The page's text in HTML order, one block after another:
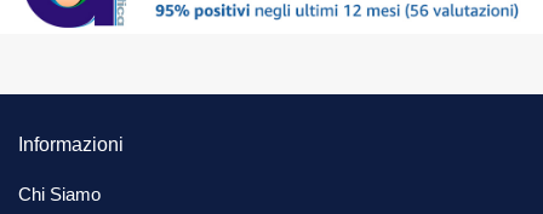
Informazioni
Chi Siamo